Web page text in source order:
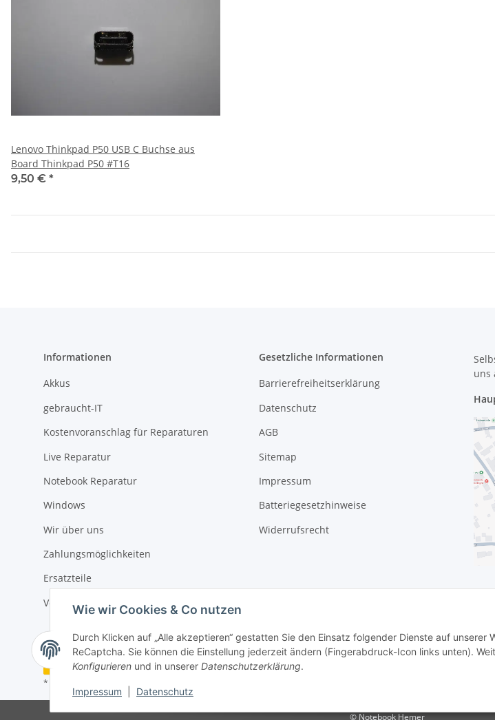
Wie wir Cookies & Co nutzen
Durch Klicken auf „Alle akzeptieren“ gestatten Sie den Einsatz folgender Dienste auf unserer
ReCaptcha. Sie können die Einstellung jederzeit ändern (Fingerabdruck-Icon links unten).
Konfigurieren und in unserer Datenschutzerklärung.
Impressum Datenschutz
Lenovo Thinkpad P50 USB C Buchse aus
Board Thinkpad P50 #T16
9,50 € *
Informationen
Akkus
gebraucht-IT
Kostenvoranschlag für Reparaturen
Live Reparatur
Notebook Reparatur
Windows
Wir über uns
Zahlungsmöglichkeiten
Ersatzteile
Versandinformationen
Gesetzliche Informationen
Barrierefreiheitserklärung
Datenschutz
AGB
Sitemap
Impressum
Batteriegesetzhinweise
Widerrufsrecht
uns
Vertrag widerrufen
* Alle Preise inkl. gesetzlicher USt., zzgl.
© Notebook Hemer